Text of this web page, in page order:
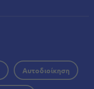
Αυτοδιοίκηση